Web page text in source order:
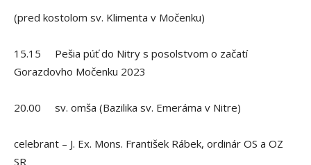
(pred kostolom sv. Klimenta v Močenku)
15.15 Pešia púť do Nitry s posolstvom o začatí
Gorazdovho Močenku 2023
20.00 sv. omša (Bazilika sv. Emeráma v Nitre)
celebrant – J. Ex. Mons. František Rábek, ordinár OS a OZ
SR